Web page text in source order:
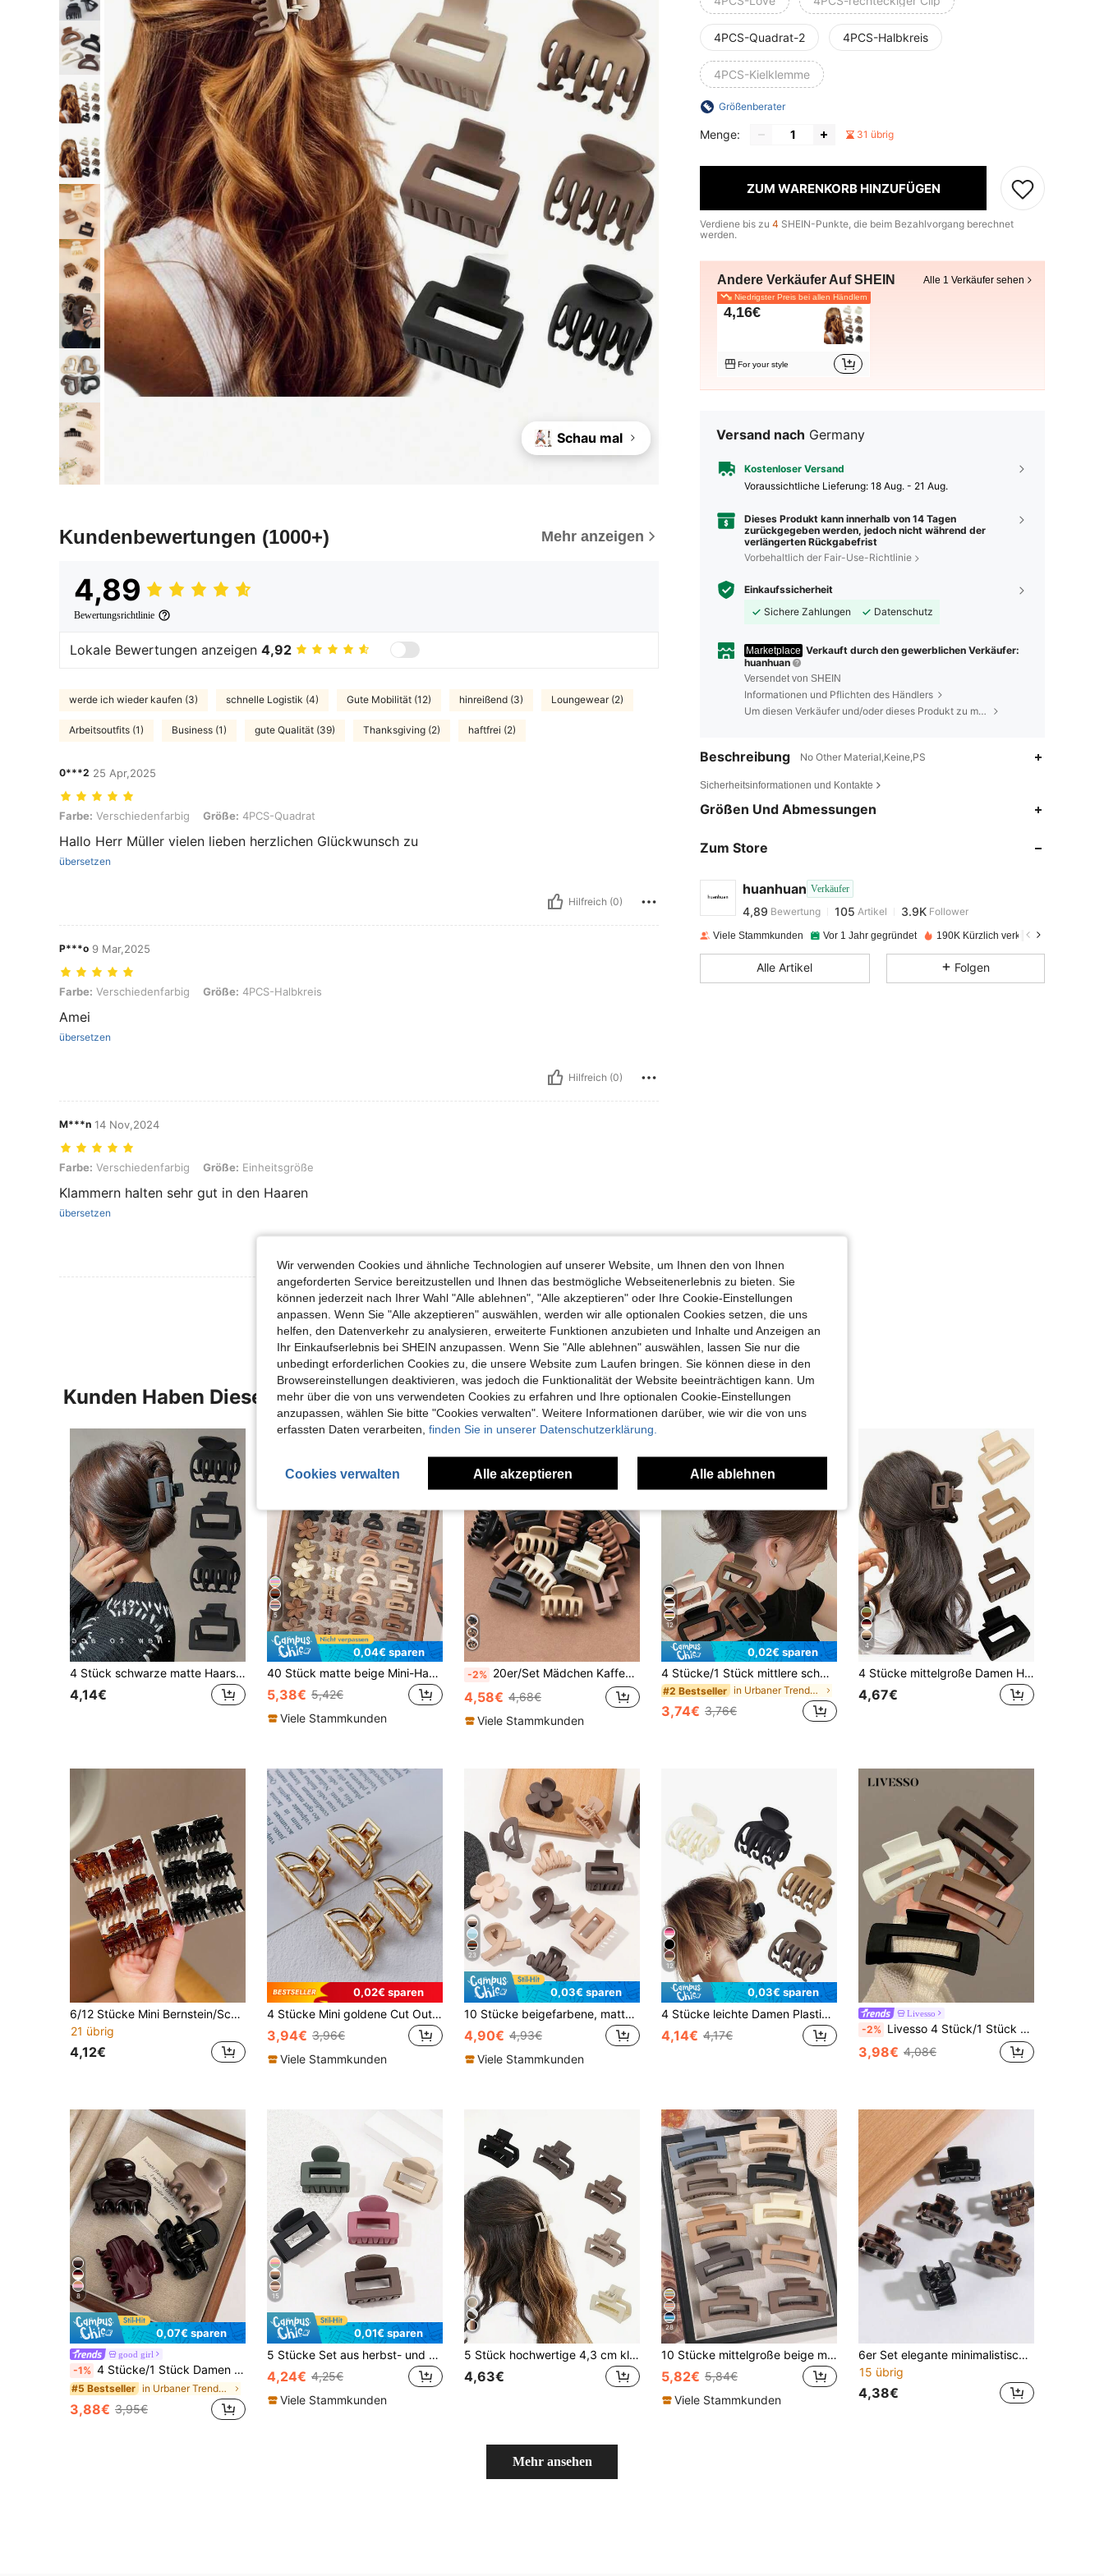
Schau mal
Kundenbewertungen (1000+) Mehr anzeigen
4,89
Bewertungsrichtlinie
Lokale Bewertungen anzeigen 4,92
werde ich wieder kaufen (3) schnelle Logistik (4) Gute Mobilität (12) hinreißend (3) Loungewear (2)
Arbeitsoutfits (1) Business (1) gute Qualität (39) Thanksgiving (2) haftfrei (2)
0***2 25 Apr,2025
Farbe: Verschiedenfarbig, Größe: 4PCS-Quadrat
Farbe: Verschiedenfarbig Größe: 4PCS-Quadrat
Hallo Herr Müller vielen lieben herzlichen Glückwunsch zu
übersetzen
Hilfreich (0)
P***o 9 Mar,2025
Farbe: Verschiedenfarbig, Größe: 4PCS-Halbkreis
Farbe: Verschiedenfarbig Größe: 4PCS-Halbkreis
Amei
übersetzen
Hilfreich (0)
M***n 14 Nov,2024
Farbe: Verschiedenfarbig, Größe: Einheitsgröße
Farbe: Verschiedenfarbig Größe: Einheitsgröße
Klammern halten sehr gut in den Haaren
übersetzen
Mehr Bewertungen Ansehen
4PCS-Quadrat-2 4PCS-Halbkreis
4PCS-Kielklemme
Größenberater
Menge: 31 übrig
ZUM WARENKORB HINZUFÜGEN
Verdiene bis zu 4 SHEIN-Punkte, die beim Bezahlvorgang berechnet
werden.
Andere Verkäufer Auf SHEIN Alle 1 Verkäufer sehen
Niedrigster Preis bei allen Händlern
4,16€
For your style
Versand nach Germany
Kostenloser Versand
Voraussichtliche Lieferung: 18 Aug. - 21 Aug.
Dieses Produkt kann innerhalb von 14 Tagen
zurückgegeben werden, jedoch nicht während der
verlängerten Rückgabefrist
Vorbehaltlich der Fair-Use-Richtlinie
Einkaufssicherheit
Sichere Zahlungen
Datenschutz
Marketplace Verkauft durch den gewerblichen Verkäufer:
huanhuan
Versendet von SHEIN
Informationen und Pflichten des Händlers
Um diesen Verkäufer und/oder dieses Produkt zu melden
Beschreibung No Other Material,Keine,PS
Sicherheitsinformationen und Kontakte
Größen Und Abmessungen
Zum Store
huanhuan Verkäufer
4,89 105
4,89
4,89 105 3.9K
4***8bezahltVor 1 Tag
4,89 105 3.9K
Viele Stammkunden Vor 1 Jahr gegründet 190K Kürzlich verkauft
Alle Artikel Folgen
Kunden Haben Diese Artikel Auch Angeschaut
4 Stück schwarze matte Haarspangen, geeignet für dünnes oder dickes Haar, kleine Größe, starker Griff, rutschfeste Haarzubehör für Frauen und Mädchen
4,14€
5
0,04€ sparen
40 Stück matte beige Mini-Haarklammern, Schmetterling, Gänseblümchen, quadratisch, Halbkreis, kleine Kieferklammern für Frauen, Erdtöne Haaraccessoires für Pony & Zöpfe
5,38€ 5,42€
Viele Stammkunden
-2% 20er/Set Mädchen Kaffeefarben kleine quadratische Mond Haarspangen (zufällige Farbe) Haarklammern, Sommer Haaraccessoires für Frauen
4,58€ 4,68€
Viele Stammkunden
12
0,02€ sparen
4 Stücke/1 Stück mittlere schwarze, weiße, braune, khakifarbene quadratische 5cm/1,97 Zoll Kunststoff Haarspangen, Stil, Haaraccessoires, Urlaubs-Haarklammer Sommer-Haarklammer Strand, Clean Girl Ästhetik
#2 Bestseller in Urbaner Trendsetter Damen Haarschmuck
3,74€ 3,76€
4
4 Stücke mittelgroße Damen Haarklammern in Schwarz, Weiß, Braun, Khaki, 2 cm quadratisch, aus Kunststoff, modisch vielseitig, elegant, minimalistisch in Unifarben, geeignet für Alltag, Lässig, Party, Pendeln, Urlaub, Gesichtswäsche, Make-up, Outfit-Koordination, Haarklammer, Klemmklammer, Haarspange, Haarklammer für Herbst, Winter, Sommer Outfits
4,67€
6/12 Stücke Mini Bernstein/Schwarz Haarspangen Set, 6-Zähne kleine Haarspangen, minimalistische Haaraccessoires für Frauen, einfacher Pendlerstil, praktisches vielseitiges Design, Mini-Mittelzahn-Design, geeignet für loses Haar, Pony, Halbhochsteckfrisur, hoher Pferdeschwanz, Haaraccessoires, Sommer-Essentials, Haarspangen, Krallenspangen, Sommer, Haarstyling-Accessoires
21 übrig
4,12€
0,02€ sparen
4 Stücke Mini goldene Cut Out Haarspangen, süße geometrische Haraccessoires, Damen/Mädchen Lässig Klammern, Schulmaterial, Haarspangen, Kopfschmuck
3,94€ 3,96€
Viele Stammkunden
23
0,03€ sparen
10 Stücke beigefarbene, matte Blumen-, Wellen-, Halbkreis- und quadratische Kreuz-Haarklammern, Haarspangen, Haarklammern, Haarklemmen, Haargreifer, Haarclips, Schulsachen, College Herbst Winter Haaraccessoires für Frauen für Urlaubsoutfits Frau Sommer
4,90€ 4,93€
Viele Stammkunden
12
0,03€ sparen
4 Stücke leichte Damen Plastik Haarklammern in Schwarz/Weiß/Braun/Khaki, modische, alltagstaugliche elegante Haarzubehör für täglichen Gebrauch, Gesichtswäsche, Baden, Schminken und Frisur, Haarklammer, Haarspange, Haarclip, Schulsachen, College Herbst Winter Klammer für Urlaubsoutfits Frau Sommer Strand
4,14€ 4,17€
Livesso
-2% Livesso 4 Stück/1 Stück Damen Schwarz, Weiß, Braun 11 cm quadratische große Kunststoff Haarklammern, modisch, elegant, vielseitig, minimalistischer Stil, geeignet für Alltag, Party, Pendeln, Urlaub - Haarkrallen zum Stylen, Waschen, Schminken, Outfit-Accessoires Sommer Haarklammer, Schulsachen, College Herbst Winter Haarklammer Haarclips für Frauen
3,98€ 4,08€
8
0,07€ sparen
good girl
-1% 4 Stücke/1 Stück Damen Khaki, Braun, Schwarz, Rot kleine Kunststoff Haarspangen, modisch vielseitig elegant minimalistisch einfarbig Haarklammern
#5 Bestseller in Urbaner Trendsetter Damen Haarschmuck
3,88€ 3,95€
15
0,01€ sparen
5 Stücke Set aus herbst- und winterlichen dunkel-morandifarbenen matter, einfacher und vielseitiger Haarklammern mit hohem Pferdeschwanz, kleine süße Accessoires, lässige Haarklammern, Haarklips, Haarklemmen, Haarspangen, Haarfänger-Clips, Herbst-Haaraccessoires für Frauen für Urlaubsoutfits, Sommeroutfits
4,24€ 4,25€
Viele Stammkunden
5 Stück hochwertige 4,3 cm kleine Latte-farbene Haarspangen, Seitenpony-Haarspangen, Geschenke für Frauen, elegante Krallenclips für Sommeroutfits
4,63€
28
10 Stücke mittelgroße beige matte niedliche 6,6 cm quadratische Cut Out Haarspangen, kleine Haaraccessoires für Strandurlaub, Herbst-Winter-Klammern, Sommer-Outfits
5,82€ 5,84€
Viele Stammkunden
6er Set elegante minimalistische Mini-Haarklammern mit Leopardenmuster, quadratische Haarspange für tägliche Dutt-Frisuren, Haarspange und Haarclip
15 übrig
4,38€
Mehr ansehen
Wir verwenden Cookies und ähnliche Technologien auf unserer Website, um Ihnen den von Ihnen
angeforderten Service bereitzustellen und Ihnen das bestmögliche Webseitenerlebnis zu bieten. Sie
können jederzeit nach Ihrer Wahl "Alle ablehnen", "Alle akzeptieren" oder Ihre Cookie-Einstellungen
anpassen. Wenn Sie "Alle akzeptieren" auswählen, werden wir alle optionalen Cookies setzen, die uns
helfen, den Datenverkehr zu analysieren, erweiterte Funktionen anzubieten und Inhalte und Anzeigen an
Ihr Einkaufserlebnis bei SHEIN anzupassen. Wenn Sie "Alle ablehnen" auswählen, lassen Sie nur die
unbedingt erforderlichen Cookies zu, die unsere Website zum Laufen bringen. Sie können diese in den
Browsereinstellungen deaktivieren, was jedoch die Funktionalität der Website beeinträchtigen kann. Um
mehr über die von uns verwendeten Cookies zu erfahren und Ihre optionalen Cookie-Einstellungen
anzupassen, wählen Sie bitte "Cookies verwalten". Weitere Informationen darüber, wie wir die von uns
erfassten Daten verarbeiten, finden Sie in unserer Datenschutzerklärung.
Cookies verwalten Alle akzeptieren Alle ablehnen